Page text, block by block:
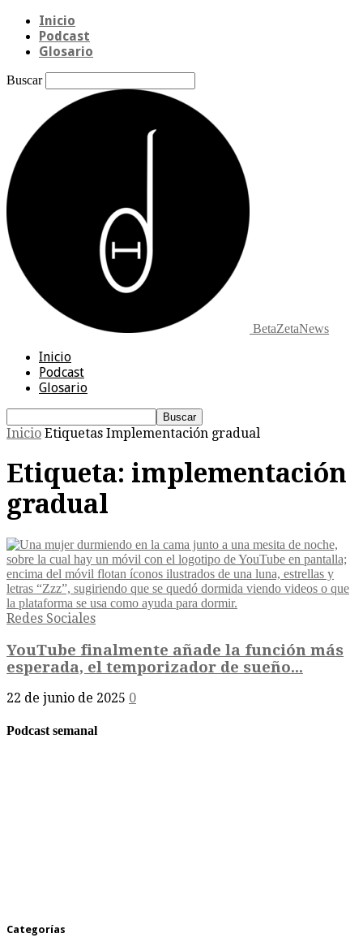
Inicio
Podcast
Glosario
Buscar
BetaZetaNews
Inicio
Podcast
Glosario
Inicio Etiquetas Implementación gradual
Etiqueta: implementación
gradual
Redes Sociales
YouTube finalmente añade la función más
esperada, el temporizador de sueño...
22 de junio de 2025 0
Podcast semanal
Categorías